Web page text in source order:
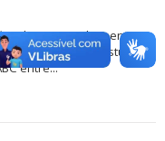
do Desenvolvimento
Brasileira de Estudos
entre...